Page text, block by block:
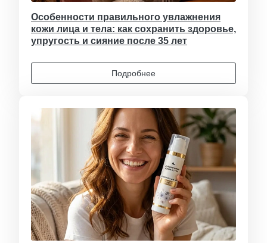
Особенности правильного увлажнения
кожи лица и тела: как сохранить здоровье,
упругость и сияние после 35 лет
Подробнее